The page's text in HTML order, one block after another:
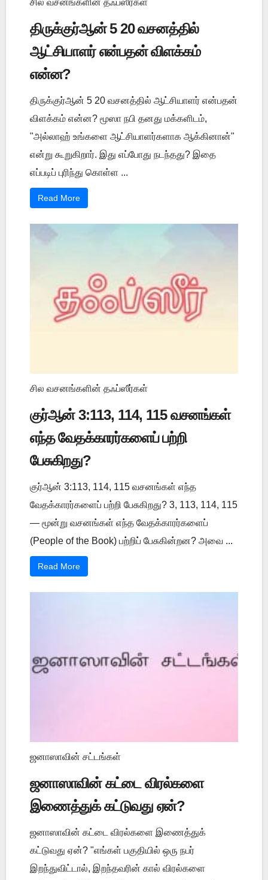
திருக்குர்ஆன் 5 20 வசனத்தில்
ஆட்சியாளர் என்பதன் விளக்கம்
என்ன?
திருக்குர்ஆன் 5 20 வசனத்தில் ஆட்சியாளர் என்பதன்
விளக்கம் என்ன? மூஸா நபி தனது மக்களிடம்,
"அல்லாஹ் உங்களை ஆட்சியாளர்களாக ஆக்கினான்"
என்று கூறுகிறார். இது எப்போது நடந்தது? இதை
எப்படிப் புரிந்து கொள்ள ...
Read More
சில வசனங்களின் தஃப்ஸீர்கள்
குர்ஆன் 3:113, 114, 115 வசனங்கள்
எந்த வேதக்காரர்களைப் பற்றி
பேசுகிறது?
குர்ஆன் 3:113, 114, 115 வசனங்கள் எந்த
வேதக்காரர்களைப் பற்றி பேசுகிறது? 3, 113, 114, 115
— மூன்று வசனங்கள் எந்த வேதக்காரர்களைப்
(People of the Book) பற்றிப் பேசுகின்றன? அவை ...
Read More
ஜனாஸாவின் சட்டங்கள்
ஜனாஸாவின் கட்டை விரல்களை
இணைத்துக் கட்டுவது ஏன்?
ஜனாஸாவின் கட்டை விரல்களை இணைத்துக்
கட்டுவது ஏன்? "எங்கள் பகுதியில் ஒரு நபர்
இறந்துவிட்டால், இறந்தவரின் கால் விரல்களை